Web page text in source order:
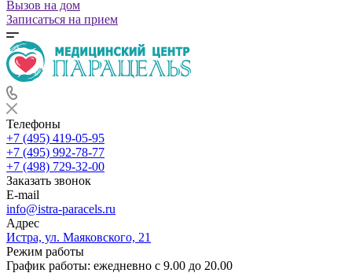
Вызов на дом
Записаться на прием
Телефоны
+7 (495) 419-05-95
+7 (495) 992-78-77
+7 (498) 729-32-00
Заказать звонок
E-mail
info@istra-paracels.ru
Адрес
Истра, ул. Маяковского, 21
Режим работы
График работы: ежедневно с 9.00 до 20.00